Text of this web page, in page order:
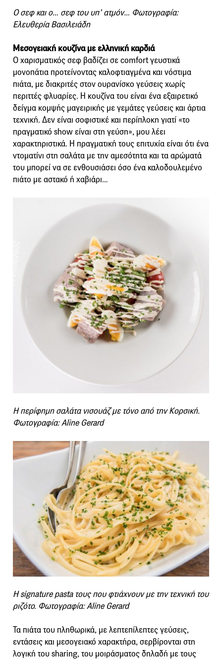
Ο σεφ και ο… σεφ του υπ’ ατμόν… Φωτογραφία:
Ελευθερία Βασιλειάδη
Μεσογειακή κουζίνα με ελληνική καρδιά
Ο χαρισματικός σεφ βαδίζει σε comfort γευστικά
μονοπάτια προτείνοντας καλοφτιαγμένα και νόστιμα
πιάτα, με διακριτές στον ουρανίσκο γεύσεις χωρίς
περιττές φλυαρίες. Η κουζίνα του είναι ένα εξαιρετικό
δείγμα κομψής μαγειρικής με γεμάτες γεύσεις και άρτια
τεχνική. Δεν είναι σοφιστικέ και περίπλοκη γιατί «το
πραγματικό show είναι στη γεύση», μου λέει
χαρακτηριστικά. Η πραγματική τους επιτυχία είναι ότι ένα
ντοματίνι στη σαλάτα με την αμεσότητα και τα αρώματά
του μπορεί να σε ενθουσιάσει όσο ένα καλοδουλεμένο
πιάτο με αστακό ή χαβιάρι…
Η περίφημη σαλάτα νισουάζ με τόνο από την Κορσική.
Φωτογραφία: Aline Gerard
H signature pasta τους που φτιάχνουν με την τεχνική του
ριζότο. Φωτογραφία: Aline Gerard
Τα πιάτα του πληθωρικά, με λεπτεπίλεπτες γεύσεις,
εντάσεις και μεσογειακό χαρακτήρα, σερβίρονται στη
λογική του sharing, του μοιράσματος δηλαδή με τους